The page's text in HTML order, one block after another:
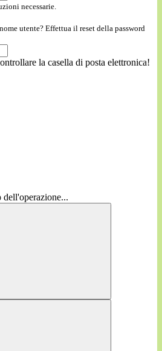
necessarie.
utente? Effettua il reset della password
la casella di posta elettronica!
dell'operazione...